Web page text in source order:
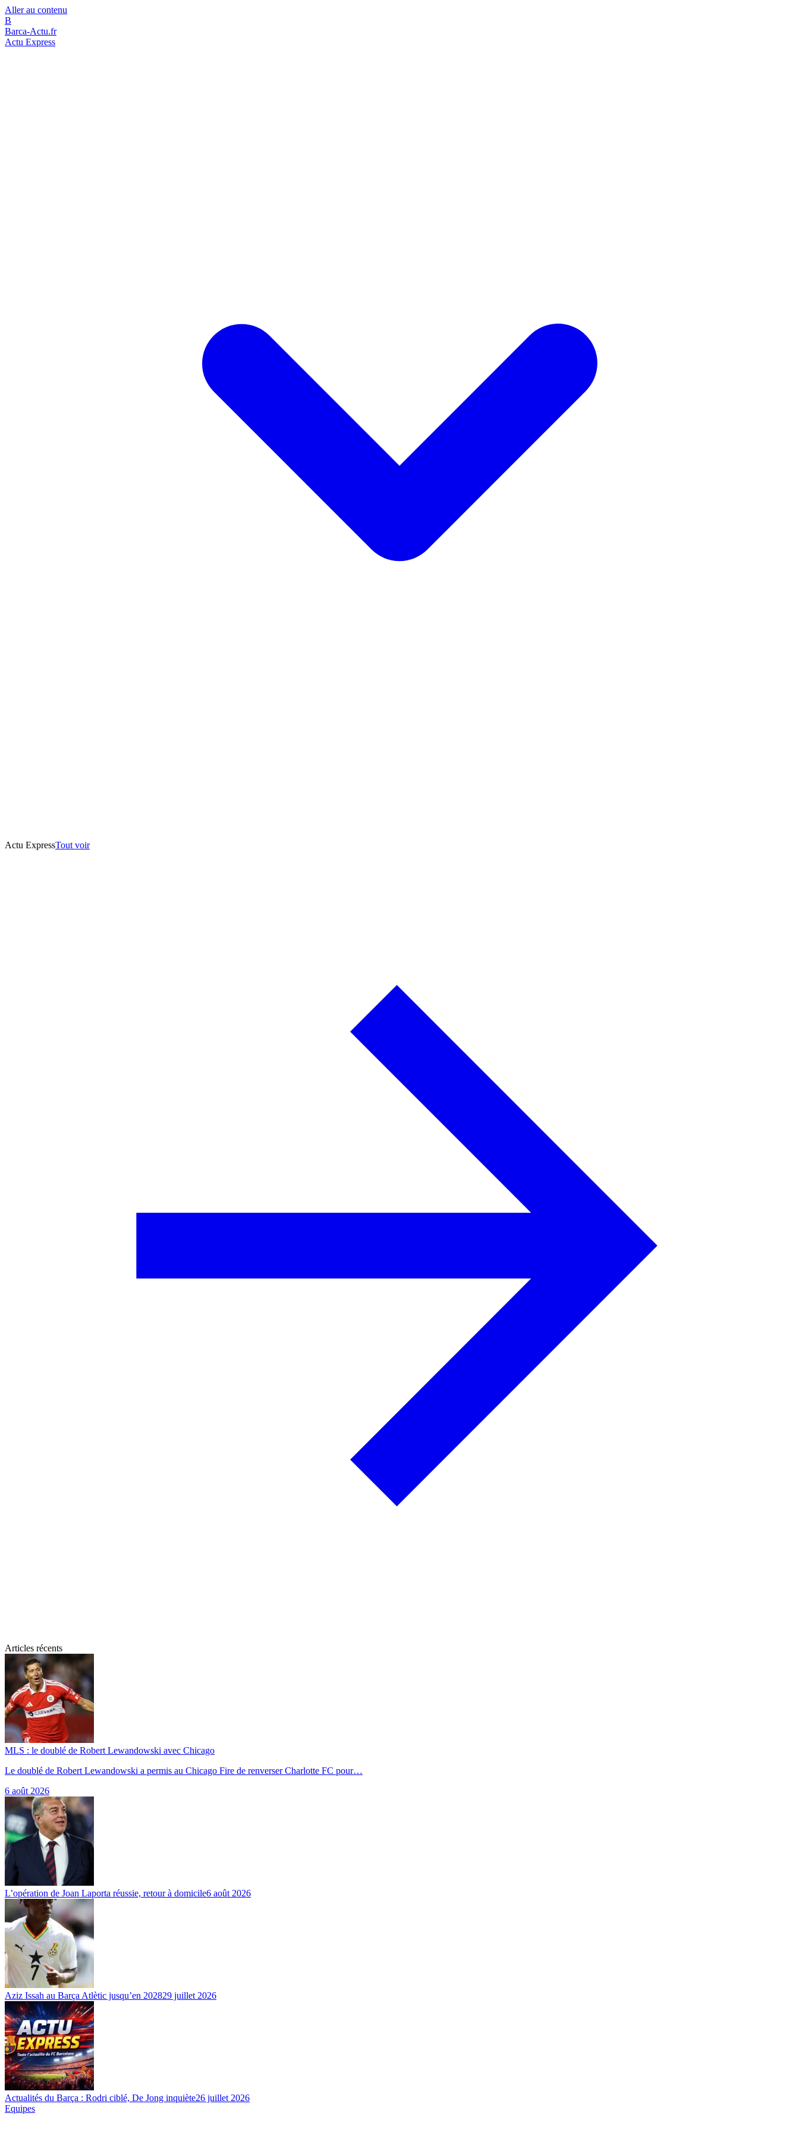
Aller au contenu
B
Barca-Actu.fr
Actu Express
Actu ExpressTout voir
Articles récents
MLS : le doublé de Robert Lewandowski avec Chicago
Le doublé de Robert Lewandowski a permis au Chicago Fire de renverser Charlotte FC pour…
6 août 2026
L’opération de Joan Laporta réussie, retour à domicile6 août 2026
Aziz Issah au Barça Atlètic jusqu’en 202829 juillet 2026
Actualités du Barça : Rodri ciblé, De Jong inquiète26 juillet 2026
Equipes